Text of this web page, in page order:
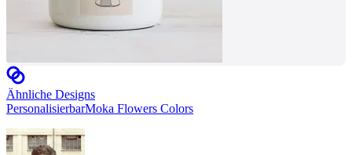
Ähnliche Designs
PersonalisierbarMoka Flowers Colors